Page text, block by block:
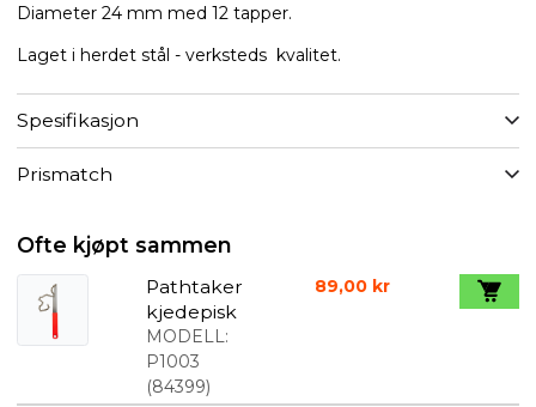
Diameter 24 mm med 12 tapper.
Laget i herdet stål - verksteds kvalitet.
Spesifikasjon
Prismatch
Ofte kjøpt sammen
Pathtaker
kjedepisk
MODELL:
P1003
(84399)
89,00 kr